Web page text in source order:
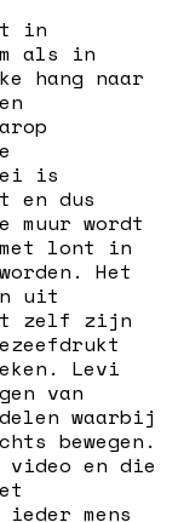
in
als in
hang naar
is
en dus
muur wordt
lont in
Het
uit
zelf zijn
Levi
van
waarbij
bewegen.
video en die
mens